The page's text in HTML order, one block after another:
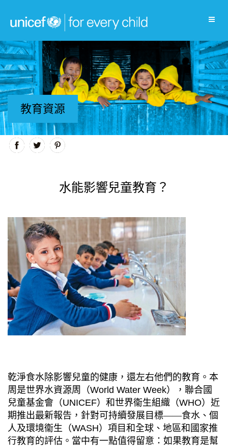
教育資源
水能影響兒童教育？
乾淨食水除影響兒童的健康，還左右他們的教育。本
周是世界水資源周（World Water Week），聯合國
兒童基金會（UNICEF）和世界衞生組織（WHO）近
期推出最新報告，針對可持續發展目標——食水、個
人及環境衞生（WASH）項目和全球、地區和國家推
行教育的評估。當中有一點值得留意：如果教育是幫